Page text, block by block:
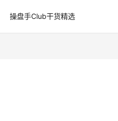
操盘手Club干货精选